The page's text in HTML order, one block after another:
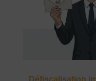
Défiscalisation